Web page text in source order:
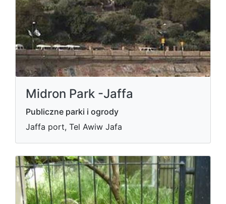
Midron Park -Jaffa
Publiczne parki i ogrody
Jaffa port, Tel Awiw Jafa